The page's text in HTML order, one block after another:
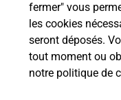
fermer" vous
les cookies
seront déposés.
tout moment ou
notre politique de
Localiser Liste Boîtes